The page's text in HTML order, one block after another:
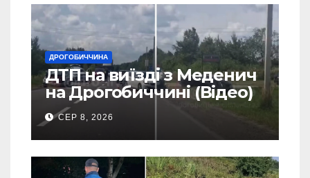
ДРОГОБИЧЧИНА
ДТП на виїзді з Меденич
на Дрогобиччині (Відео)
СЕР 8, 2026